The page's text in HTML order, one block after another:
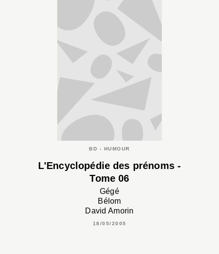
BD - HUMOUR
L'Encyclopédie des prénoms -
Tome 06
Gégé
Bélom
David Amorin
18/05/2005